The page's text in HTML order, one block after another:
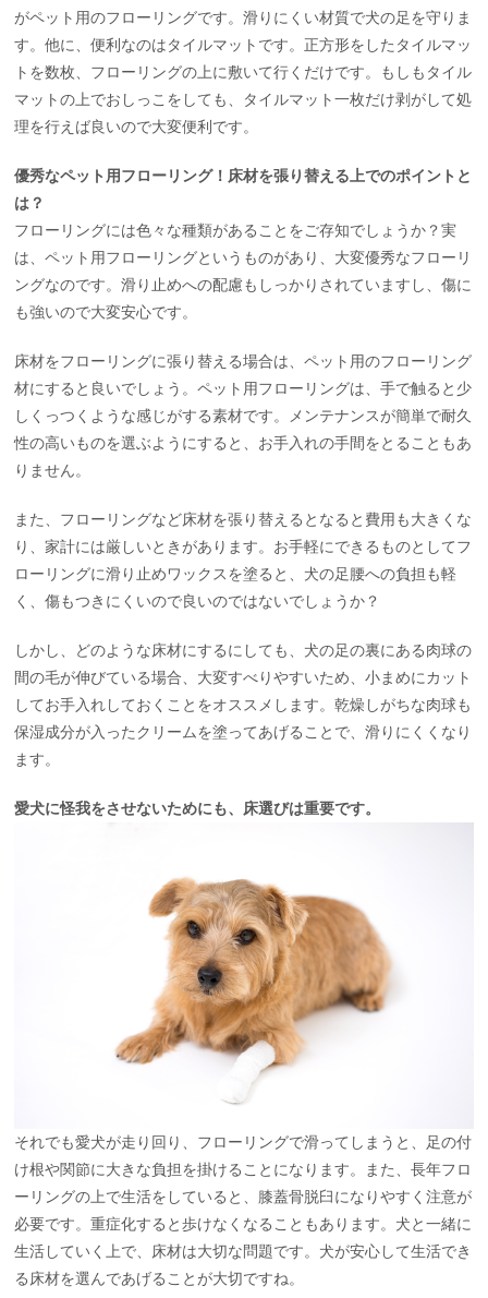
がペット用のフローリングです。滑りにくい材質で犬の足を守りま
す。他に、便利なのはタイルマットです。正方形をしたタイルマッ
トを数枚、フローリングの上に敷いて行くだけです。もしもタイル
マットの上でおしっこをしても、タイルマット一枚だけ剥がして処
理を行えば良いので大変便利です。
優秀なペット用フローリング！床材を張り替える上でのポイントと
は？
フローリングには色々な種類があることをご存知でしょうか？実
は、ペット用フローリングというものがあり、大変優秀なフローリ
ングなのです。滑り止めへの配慮もしっかりされていますし、傷に
も強いので大変安心です。
床材をフローリングに張り替える場合は、ペット用のフローリング
材にすると良いでしょう。ペット用フローリングは、手で触ると少
しくっつくような感じがする素材です。メンテナンスが簡単で耐久
性の高いものを選ぶようにすると、お手入れの手間をとることもあ
りません。
また、フローリングなど床材を張り替えるとなると費用も大きくな
り、家計には厳しいときがあります。お手軽にできるものとしてフ
ローリングに滑り止めワックスを塗ると、犬の足腰への負担も軽
く、傷もつきにくいので良いのではないでしょうか？
しかし、どのような床材にするにしても、犬の足の裏にある肉球の
間の毛が伸びている場合、大変すべりやすいため、小まめにカット
してお手入れしておくことをオススメします。乾燥しがちな肉球も
保湿成分が入ったクリームを塗ってあげることで、滑りにくくなり
ます。
愛犬に怪我をさせないためにも、床選びは重要です。
それでも愛犬が走り回り、フローリングで滑ってしまうと、足の付
け根や関節に大きな負担を掛けることになります。また、長年フロ
ーリングの上で生活をしていると、膝蓋骨脱臼になりやすく注意が
必要です。重症化すると歩けなくなることもあります。犬と一緒に
生活していく上で、床材は大切な問題です。犬が安心して生活でき
る床材を選んであげることが大切ですね。